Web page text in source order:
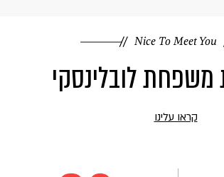
קראו עלינו
משפחת לובלינסקי
Nice To Meet You